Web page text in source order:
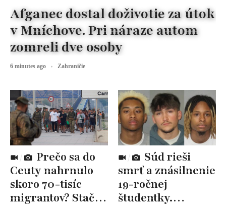
Ceuty nahrnulo
skoro 70-tisíc
migrantov? Stačila
smrť a znásilnenie
19-ročnej
študentky.
Afganec dostal doživotie za útok
v Mníchove. Pri náraze autom
zomreli dve osoby
6 minutes ago Zahraničie